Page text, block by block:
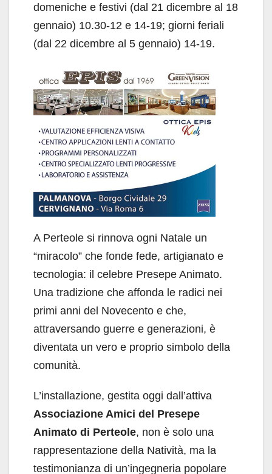
domeniche e festivi (dal 21 dicembre al 18
gennaio) 10.30-12 e 14-19; giorni feriali
(dal 22 dicembre al 5 gennaio) 14-19.
A Perteole si rinnova ogni Natale un
“miracolo” che fonde fede, artigianato e
tecnologia: il celebre Presepe Animato.
Una tradizione che affonda le radici nei
primi anni del Novecento e che,
attraversando guerre e generazioni, è
diventata un vero e proprio simbolo della
comunità.
L’installazione, gestita oggi dall’attiva
Associazione Amici del Presepe
Animato di Perteole, non è solo una
rappresentazione della Natività, ma la
testimonianza di un’ingegneria popolare